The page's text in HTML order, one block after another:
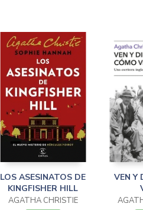
LOS ASESINATOS DE
KINGFISHER HILL
AGATHA CHRISTIE
VEN Y